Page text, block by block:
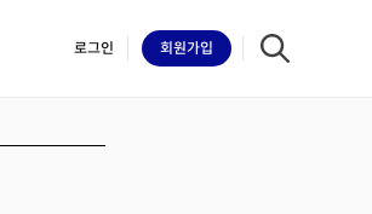
로그인 회원가입